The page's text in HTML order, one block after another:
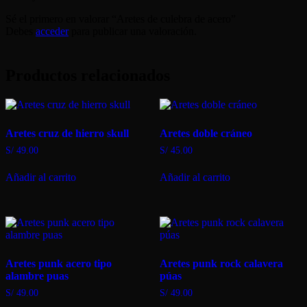
accederpara publicar una valoración.
Aretes cruz de hierro skull
S/ 49.00
Añadir al carrito
Aretes doble cráneo
S/45.00
Añadir al carrito
Aretes punk acero tipo
alambre puas
S/ 49.00
Aretes punk rock calavera
púas
S/49.00